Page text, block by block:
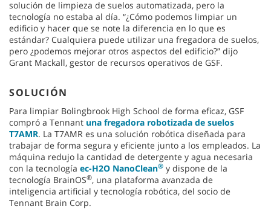
solución de limpieza de suelos automatizada, pero la
tecnología no estaba al día. “¿Cómo podemos limpiar un
edificio y hacer que se note la diferencia en lo que es
estándar? Cualquiera puede utilizar una fregadora de suelos,
pero ¿podemos mejorar otros aspectos del edificio?” dijo
Grant Mackall, gestor de recursos operativos de GSF.
SOLUCIÓN
Para limpiar Bolingbrook High School de forma eficaz, GSF
compró a Tennant una fregadora robotizada de suelos
T7AMR. La T7AMR es una solución robótica diseñada para
trabajar de forma segura y eficiente junto a los empleados. La
máquina redujo la cantidad de detergente y agua necesaria
con la tecnología ec-H2O NanoClean® y dispone de la
tecnología BrainOS®, una plataforma avanzada de
inteligencia artificial y tecnología robótica, del socio de
Tennant Brain Corp.